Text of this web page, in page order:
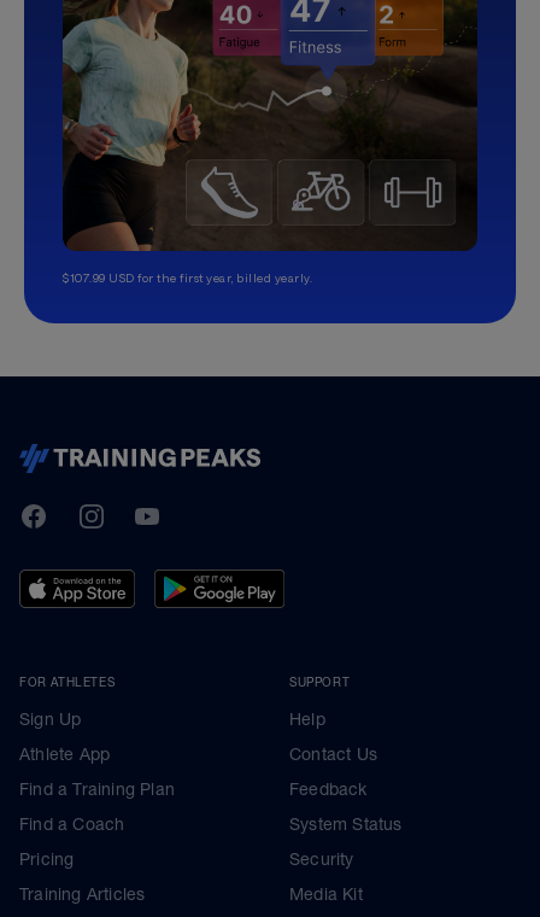
$107.99 USD for the first year, billed yearly.
TrainingPeaks
FacebookInstagramYoutube
FOR ATHLETES
Sign Up
Athlete App
Find a Training Plan
Find a Coach
Pricing
Training Articles
SUPPORT
Help
Contact Us
Feedback
System Status
Security
Media Kit